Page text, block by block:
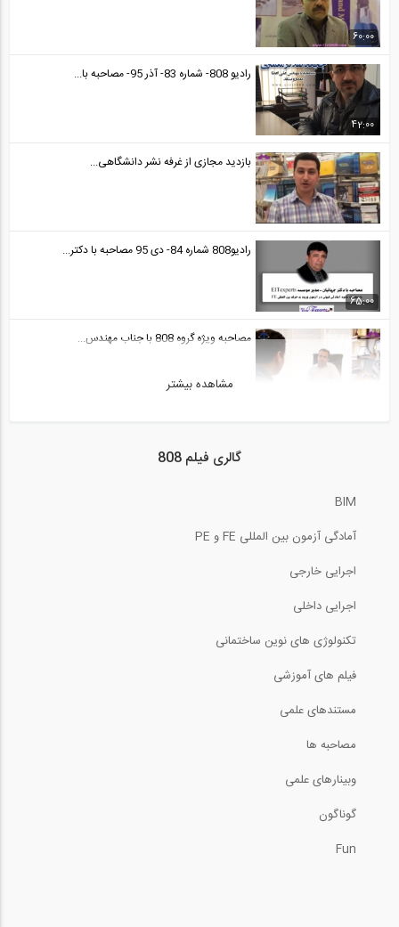
60:00
42:00
رادیو 808- شماره 83- آذر 95- مصاحبه با...
بازدید مجازی از غرفه نشر دانشگاهی...
65:00
رادیو808 شماره 84- دی 95 مصاحبه با دکتر...
مصاحبه ویژه گروه 808 با جناب مهندس...
22:27
22:27
مشاهده بیشتر
گالری فیلم 808
BIM
آمادگی آزمون بین المللی FE و PE
اجرایی خارجی
اجرایی داخلی
تکنولوژی های نوین ساختمانی
فیلم های آموزشی
مستندهای علمی
مصاحبه ها
وبینارهای علمی
گوناگون
Fun